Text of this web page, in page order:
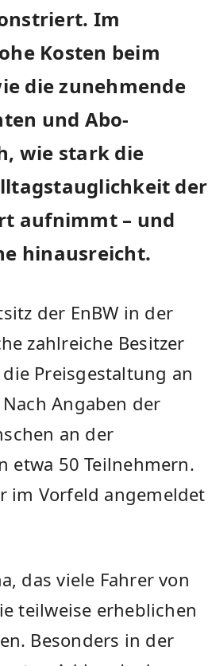
Im
Kosten beim
die zunehmende
und Abo-
wie stark die
der
aufnimmt – und
hinausreicht.
der EnBW in der
zahlreiche Besitzer
Preisgestaltung an
Angaben der
an der
etwa 50 Teilnehmern.
im Vorfeld angemeldet
das viele Fahrer von
teilweise erheblichen
Besonders in der